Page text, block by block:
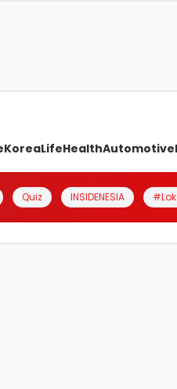
KoreaLifeHealthAutomotive
Quiz INSIDENESIA